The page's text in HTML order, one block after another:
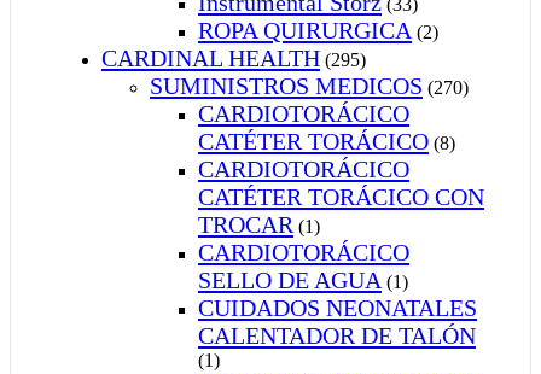
ROPA QUIRURGICA (2)
CARDINAL HEALTH (295)
SUMINISTROS MEDICOS (270)
CARDIOTORÁCICO
CATÉTER TORÁCICO (8)
CARDIOTORÁCICO
CATÉTER TORÁCICO CON
TROCAR (1)
CARDIOTORÁCICO
SELLO DE AGUA (1)
CUIDADOS NEONATALES
CALENTADOR DE TALÓN
(1)